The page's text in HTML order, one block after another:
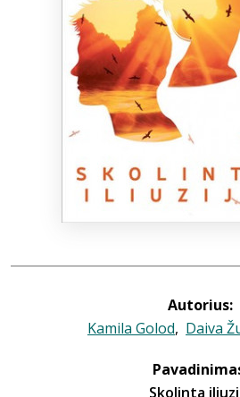
Autorius:
Kamila Golod, Daiva
Skolinta